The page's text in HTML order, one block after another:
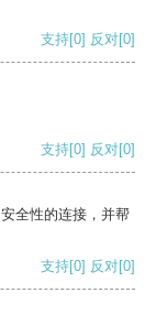
支持[0] 反对[0]
支持[0] 反对[0]
全性的连接，并帮
支持[0] 反对[0]